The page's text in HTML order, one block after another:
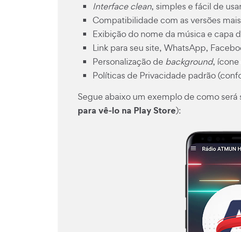
Interface clean, simples e fácil de
Compatibilidade com as versões
Exibição do nome da música e capa
Link para seu site, WhatsApp,
Personalização de background, ícone
Políticas de Privacidade padrão
Segue abaixo um exemplo de como será
para vê-lo na Play Store):